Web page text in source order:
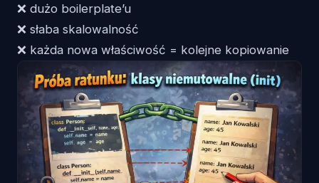
❌ dużo boilerplate’u
❌ słaba skalowalność
❌ każda nowa właściwość = kolejne kopiowanie